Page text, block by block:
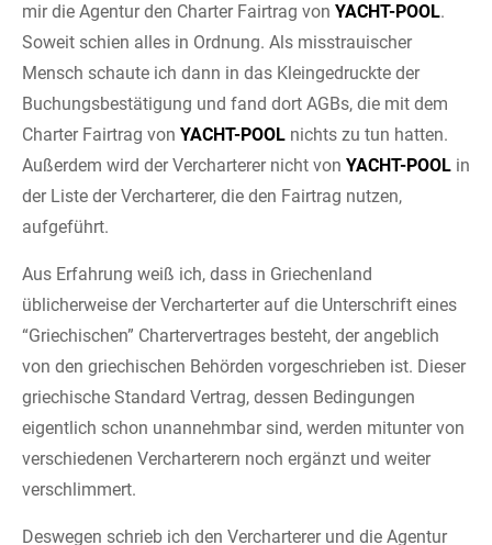
mir die Agentur den Charter Fairtrag von YACHT-POOL.
Soweit schien alles in Ordnung. Als misstrauischer
Mensch schaute ich dann in das Kleingedruckte der
Buchungsbestätigung und fand dort AGBs, die mit dem
Charter Fairtrag von YACHT-POOL nichts zu tun hatten.
Außerdem wird der Vercharterer nicht von YACHT-POOL in
der Liste der Vercharterer, die den Fairtrag nutzen,
aufgeführt.
Aus Erfahrung weiß ich, dass in Griechenland
üblicherweise der Vercharterter auf die Unterschrift eines
“Griechischen” Chartervertrages besteht, der angeblich
von den griechischen Behörden vorgeschrieben ist. Dieser
griechische Standard Vertrag, dessen Bedingungen
eigentlich schon unannehmbar sind, werden mitunter von
verschiedenen Vercharterern noch ergänzt und weiter
verschlimmert.
Deswegen schrieb ich den Vercharterer und die Agentur